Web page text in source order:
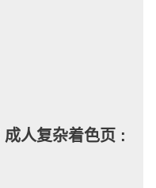
成人复杂着色页 :